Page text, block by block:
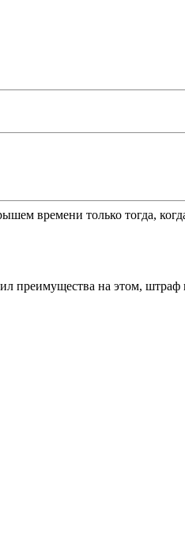
времени только тогда,
преимущества на этом, штраф